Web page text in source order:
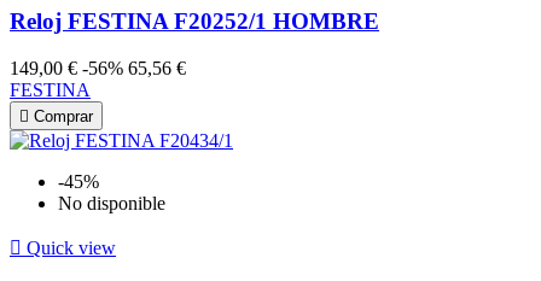
Reloj FESTINA F20252/1 HOMBRE
149,00 € -56% 65,56 €
FESTINA
 Comprar
-45%
No disponible
 Quick view